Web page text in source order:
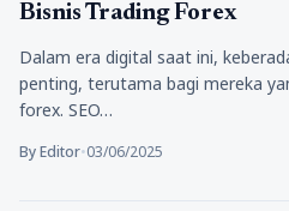
Bisnis Trading Forex
Dalam era digital saat ini,
penting, terutama bagi mereka
forex. SEO…
By Editor•03/06/2025